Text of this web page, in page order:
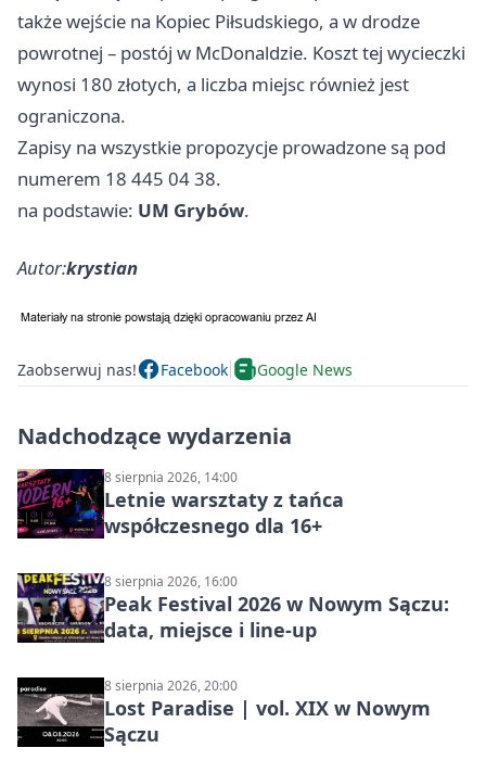
także wejście na Kopiec Piłsudskiego, a w drodze
powrotnej – postój w McDonaldzie. Koszt tej wycieczki
wynosi 180 złotych, a liczba miejsc również jest
ograniczona.
Zapisy na wszystkie propozycje prowadzone są pod
numerem 18 445 04 38.
na podstawie: UM Grybów.
Autor:krystian
Zaobserwuj nas! Facebook Google News
Nadchodzące wydarzenia
8 sierpnia 2026, 14:00
Letnie warsztaty z tańca
współczesnego dla 16+
8 sierpnia 2026, 16:00
Peak Festival 2026 w Nowym Sączu:
data, miejsce i line-up
8 sierpnia 2026, 20:00
Lost Paradise | vol. XIX w Nowym
Sączu